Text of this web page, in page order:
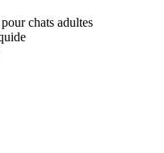
chats adultes